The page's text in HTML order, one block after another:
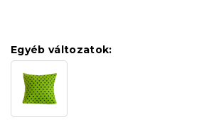
Egyéb változatok: